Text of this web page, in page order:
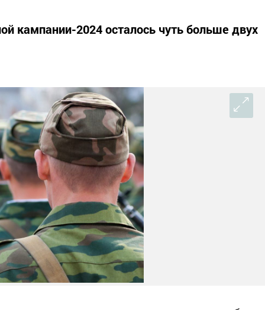
кампании-2024 осталось чуть больше двух